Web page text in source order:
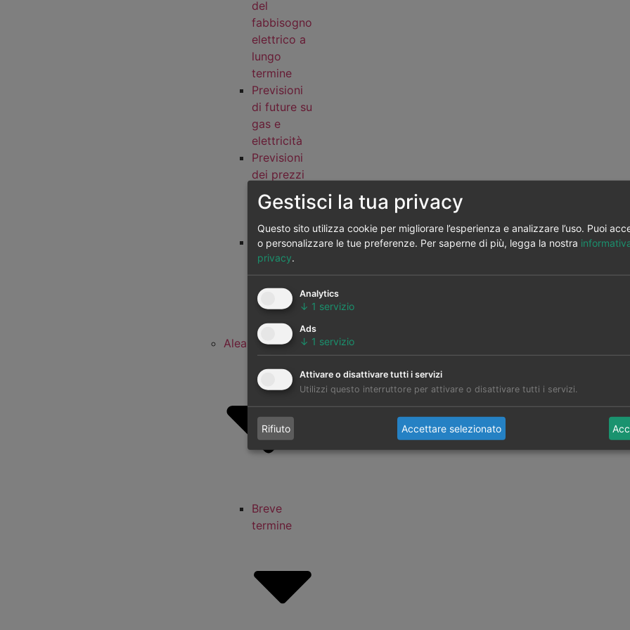
del
fabbisogno
elettrico a
lungo
termine
Previsioni
di future su
gas e
elettricità
Previsioni
dei prezzi
del gas a
lungo
termine
Previsioni
del
fabbisogno
del gas a
lungo
termine
AleaBlue
Breve
termine
Gestisci la tua privacy
Questo sito utilizza cookie per migliorare l’esperienza e analizzare l’uso. Puoi
o personalizzare le tue preferenze. Per saperne di più, legga la nostra
privacy.
Analytics
↓ 1 servizio
Ads
↓ 1 servizio
Attivare o disattivare tutti i servizi
Utilizzi questo interruttore per attivare o disattivare tutti i servizi.
Rifiuto Accettare selezionato